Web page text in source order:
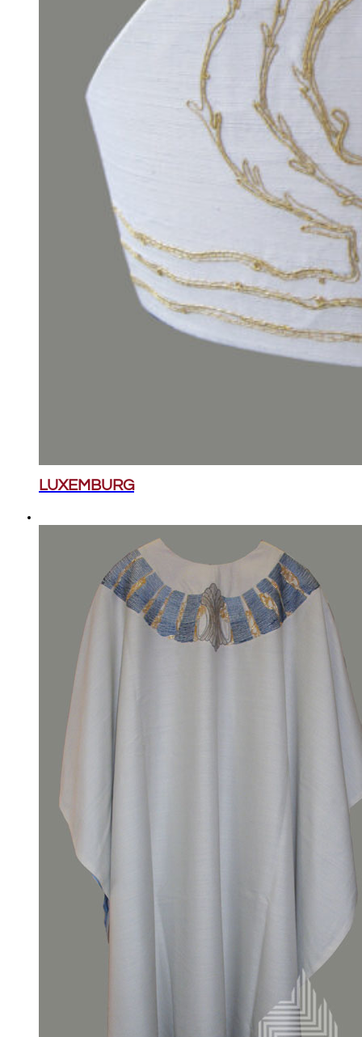
LUXEMBURG